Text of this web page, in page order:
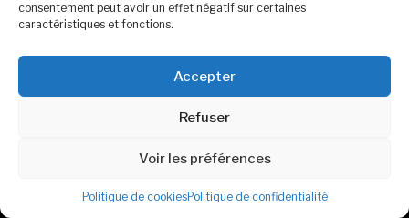
consentement peut avoir un effet négatif sur certaines
caractéristiques et fonctions.
Accepter
Refuser
Voir les préférences
Politique de cookiesPolitique de confidentialité
Formulaire de contact